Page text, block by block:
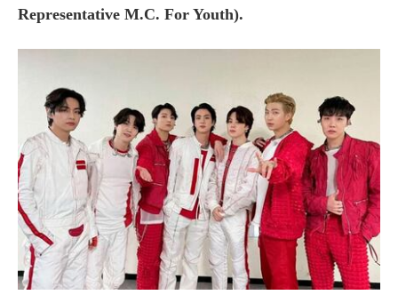
Representative M.C. For Youth).